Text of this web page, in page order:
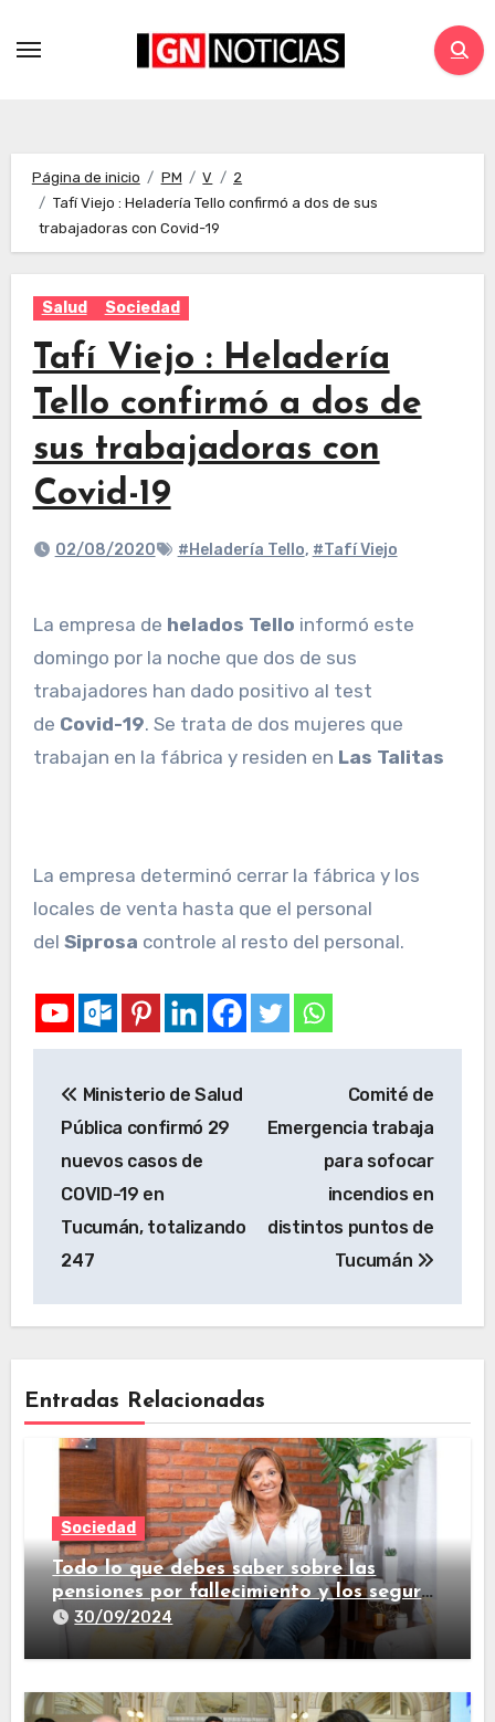
Página de inicio PM V
2
Tafí Viejo : Heladería Tello confirmó a dos de sus
trabajadoras con Covid-19
Salud Sociedad
Tafí Viejo : Heladería
Tello confirmó a dos de
sus trabajadoras con
Covid-19
02/08/2020 #Heladería Tello, #Tafí Viejo
La empresa de helados Tello informó este
domingo por la noche que dos de sus
trabajadores han dado positivo al test
de Covid-19. Se trata de dos mujeres que
trabajan en la fábrica y residen en Las Talitas
La empresa determinó cerrar la fábrica y los
locales de venta hasta que el personal
del Siprosa controle al resto del personal.
Ministerio de Salud
Pública confirmó 29
nuevos casos de
COVID-19 en
Tucumán, totalizando
247
Comité de
Emergencia trabaja
para sofocar
incendios en
distintos puntos de
Tucumán
Entradas Relacionadas
Sociedad
Todo lo que debes saber sobre las
pensiones por fallecimiento y los seguros
de vida
30/09/2024